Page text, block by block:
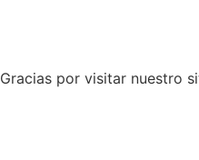
Gracias por visitar nuestro